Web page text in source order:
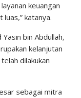
keuangan
katanya.
bin Abdullah,
kelanjutan
dilakukan
sebagai mitra